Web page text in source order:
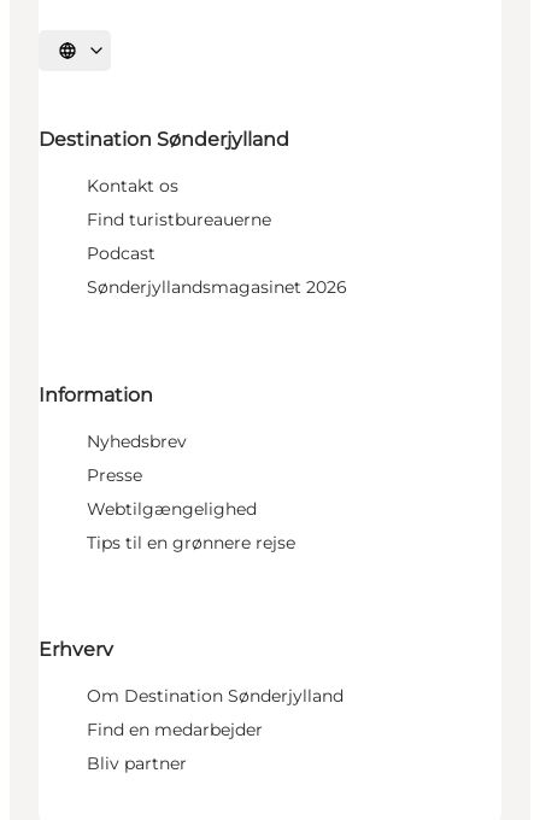
Vælg sprog
Destination Sønderjylland
Kontakt os
Find turistbureauerne
Podcast
Sønderjyllandsmagasinet 2026
Information
Nyhedsbrev
Presse
Webtilgængelighed
Tips til en grønnere rejse
Erhverv
Om Destination Sønderjylland
Find en medarbejder
Bliv partner